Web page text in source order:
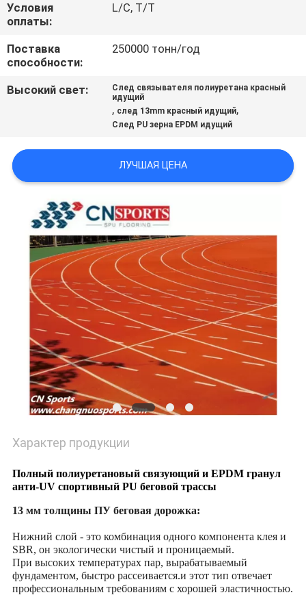
PRIVACY
POLICY
Условия
оплаты:
L/C, T/T
Поставка
способности:
250000 тонн/год
Высокий свет:
След связывателя полиуретана красный
идущий
, след 13mm красный идущий,
След PU зерна EPDM идущий
ЛУЧШАЯ ЦЕНА
Характер продукции
Полный полиуретановый связующий и EPDM гранул
анти-UV спортивный PU беговой трассы
13 мм толщины ПУ беговая дорожка:
Нижний слой - это комбинация одного компонента клея и
SBR, он экологически чистый и проницаемый.
При высоких температурах пар, вырабатываемый
фундаментом, быстро рассеивается.и этот тип отвечает
профессиональным требованиям с хорошей эластичностью.